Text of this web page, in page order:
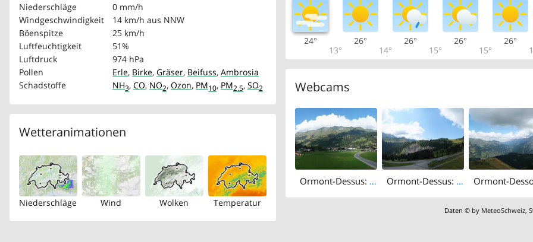
Niederschläge
0 mm/h
Windgeschwindigkeit
14 km/h aus NNW
Böenspitze
25 km/h
Luftfeuchtigkeit
51%
Luftdruck
974 hPa
Pollen
Erle, Birke, Gräser, Beifuss, Ambrosia
Schadstoffe
NH3, CO, NO2, Ozon, PM10, PM2.5, SO2
Wetteranimationen
Niederschläge Wind Wolken Temperatur
24°
13°
26°
14°
26°
15°
26°
15°
26°
Webcams
Ormont-Dessus: Ecole Suisse de Ski Diablerets Ormont-Dessus: Les Diablerets - Les Mazots
Daten © by MeteoSchweiz,